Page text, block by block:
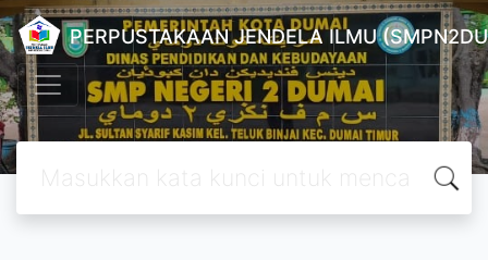
PERPUSTAKAAN JENDELA ILMU